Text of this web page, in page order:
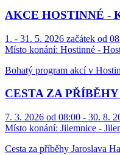
AKCE HOSTINNÉ -
1. - 31. 5. 2026 začátek od
Místo konání: Hostinné -
Bohatý program akcí v
CESTA ZA
7. 3. 2026 od 08:00 - 30. 8.
Místo konání: Jilemnice -
Cesta za příběhy Jaroslava